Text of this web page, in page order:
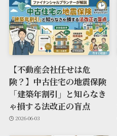
【不動産会社任せは危
険？】中古住宅の地震保険
「建築年割引」と知らなき
ゃ損する法改正の盲点
2026-06-03